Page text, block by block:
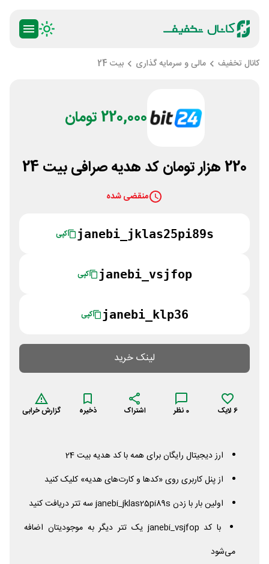
کانال تخفیف مالی و سرمایه گذاری بیت 24
220,000 تومان
220 هزار تومان کد هدیه صرافی بیت 24
منقضی شده
janebi_jklas25pi89s کپی
janebi_vsjfop کپی
janebi_klp36 کپی
لینک خرید
6 لایک 0 نظر اشتراک ذخیره گزارش خرابی
ارز دیجیتال رایگان برای همه با کد هدیه بیت 24
از پنل کاربری روی «کدها و کارت‌های هدیه» کلیک کنید
اولین بار با زدن janebi_jklas25pi89s سه تتر دریافت کنید
با کد janebi_vsjfop یک تتر دیگر به موجودیتان اضافه
می‌شود